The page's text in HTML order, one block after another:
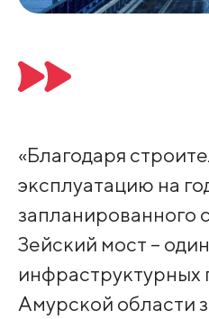
«Благодаря
эксплуатацию на
запланированного
Зейский мост –
инфраструктурных
Амурской области